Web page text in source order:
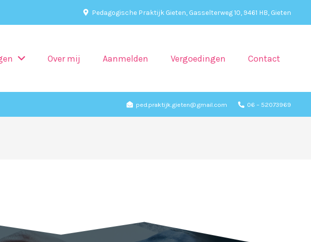
Pedagogische Praktijk Gieten, Gasselterweg 10, 9461 HB, Gieten
Over mij Aanmelden Vergoedingen Contact
ped.praktijk.gieten@gmail.com 06 – 52073969